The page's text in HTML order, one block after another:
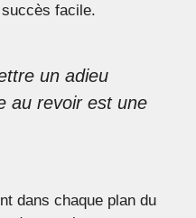
facile.
un adieu
au revoir est une
dans chaque plan du